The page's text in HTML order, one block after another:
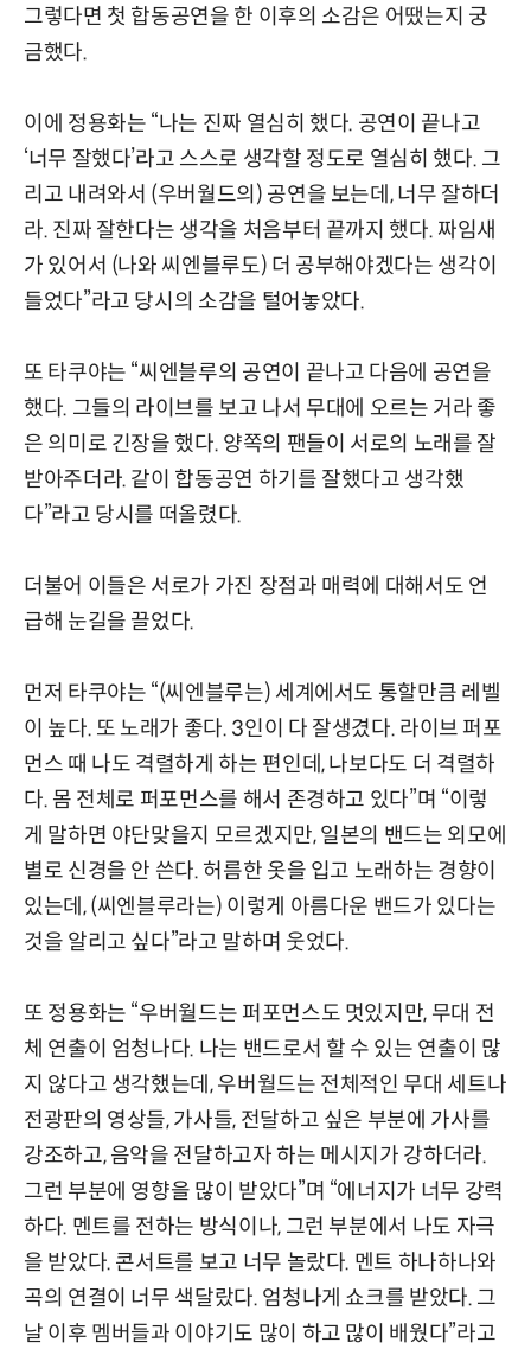
그렇다면 첫 합동공연을 한 이후의 소감은 어땠는지 궁
금했다.
이에 정용화는 “나는 진짜 열심히 했다. 공연이 끝나고
‘너무 잘했다’라고 스스로 생각할 정도로 열심히 했다. 그
리고 내려와서 (우버월드의) 공연을 보는데, 너무 잘하더
라. 진짜 잘한다는 생각을 처음부터 끝까지 했다. 짜임새
가 있어서 (나와 씨엔블루도) 더 공부해야겠다는 생각이
들었다”라고 당시의 소감을 털어놓았다.
또 타쿠야는 “씨엔블루의 공연이 끝나고 다음에 공연을
했다. 그들의 라이브를 보고 나서 무대에 오르는 거라 좋
은 의미로 긴장을 했다. 양쪽의 팬들이 서로의 노래를 잘
받아주더라. 같이 합동공연 하기를 잘했다고 생각했
다”라고 당시를 떠올렸다.
더불어 이들은 서로가 가진 장점과 매력에 대해서도 언
급해 눈길을 끌었다.
먼저 타쿠야는 “(씨엔블루는) 세계에서도 통할만큼 레벨
이 높다. 또 노래가 좋다. 3인이 다 잘생겼다. 라이브 퍼포
먼스 때 나도 격렬하게 하는 편인데, 나보다도 더 격렬하
다. 몸 전체로 퍼포먼스를 해서 존경하고 있다”며 “이렇
게 말하면 야단맞을지 모르겠지만, 일본의 밴드는 외모에
별로 신경을 안 쓴다. 허름한 옷을 입고 노래하는 경향이
있는데, (씨엔블루라는) 이렇게 아름다운 밴드가 있다는
것을 알리고 싶다”라고 말하며 웃었다.
또 정용화는 “우버월드는 퍼포먼스도 멋있지만, 무대 전
체 연출이 엄청나다. 나는 밴드로서 할 수 있는 연출이 많
지 않다고 생각했는데, 우버월드는 전체적인 무대 세트나
전광판의 영상들, 가사들, 전달하고 싶은 부분에 가사를
강조하고, 음악을 전달하고자 하는 메시지가 강하더라.
그런 부분에 영향을 많이 받았다”며 “에너지가 너무 강력
하다. 멘트를 전하는 방식이나, 그런 부분에서 나도 자극
을 받았다. 콘서트를 보고 너무 놀랐다. 멘트 하나하나와
곡의 연결이 너무 색달랐다. 엄청나게 쇼크를 받았다. 그
날 이후 멤버들과 이야기도 많이 하고 많이 배웠다”라고